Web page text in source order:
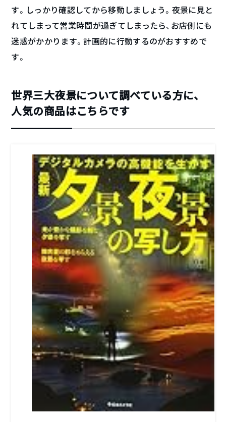
す。しっかり確認してから移動しましょう。夜景に見と
れてしまって営業時間が過ぎてしまったら、お店側にも
迷惑がかかります。計画的に行動するのがおすすめで
す。
世界三大夜景について調べている方に、
人気の商品はこちらです